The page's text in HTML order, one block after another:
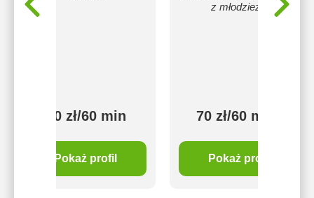
100 zł/60 min
Pokaż profil
z młodzieżą.
70 zł/60 min
Pokaż profil